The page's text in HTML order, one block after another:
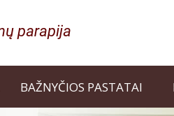
BAŽNYČIOS PASTATAI